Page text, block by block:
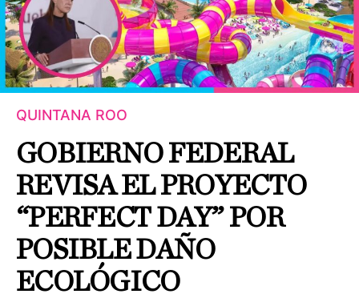
QUINTANA ROO
GOBIERNO FEDERAL
REVISA EL PROYECTO
“PERFECT DAY” POR
POSIBLE DAÑO
ECOLÓGICO